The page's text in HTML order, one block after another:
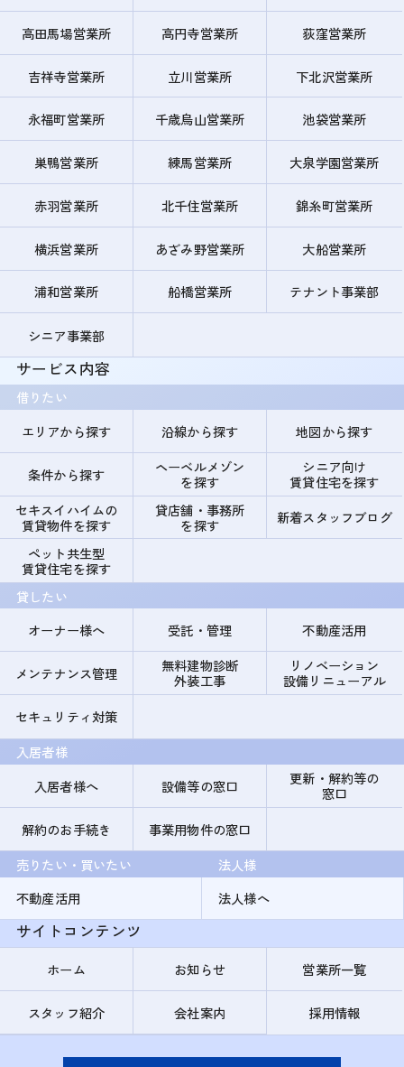
高田馬場営業所 高円寺営業所 荻窪営業所
吉祥寺営業所 立川営業所 下北沢営業所
永福町営業所 千歳烏山営業所 池袋営業所
巣鴨営業所 練馬営業所 大泉学園営業所
赤羽営業所 北千住営業所 錦糸町営業所
横浜営業所 あざみ野営業所 大船営業所
浦和営業所 船橋営業所 テナント事業部
シニア事業部
サービス内容
借りたい
エリアから探す
沿線から探す 地図から探す
条件から探す
ヘーベルメゾン
を探す
シニア向け
賃貸住宅を探す
セキスイハイムの
賃貸物件を探す
貸店舗・事務所
を探す
新着スタッフブログ
ペット共生型
賃貸住宅を探す
貸したい
オーナー様へ
受託・管理 不動産活用
メンテナンス管理
無料建物診断
外装工事
リノベーション
設備リニューアル
セキュリティ対策
入居者様
入居者様へ
設備等の窓口
更新・解約等の
窓口
解約のお手続き
事業用物件の窓口
売りたい・買いたい
不動産活用
法人様
法人様へ
サイトコンテンツ
ホーム お知らせ 営業所一覧
スタッフ紹介 会社案内 採用情報